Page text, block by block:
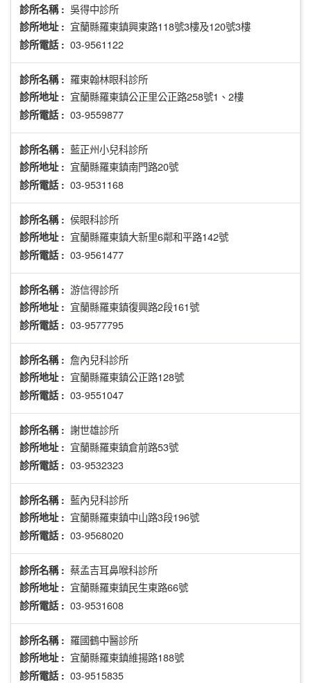
診所名稱 : 吳得中診所
診所地址 : 宜蘭縣羅東鎮興東路118號3樓及120號3樓
診所電話 : 03-9561122
診所名稱 : 羅東翰林眼科診所
診所地址 : 宜蘭縣羅東鎮公正里公正路258號1、2樓
診所電話 : 03-9559877
診所名稱 : 藍正州小兒科診所
診所地址 : 宜蘭縣羅東鎮南門路20號
診所電話 : 03-9531168
診所名稱 : 侯眼科診所
診所地址 : 宜蘭縣羅東鎮大新里6鄰和平路142號
診所電話 : 03-9561477
診所名稱 : 游信得診所
診所地址 : 宜蘭縣羅東鎮復興路2段161號
診所電話 : 03-9577795
診所名稱 : 詹內兒科診所
診所地址 : 宜蘭縣羅東鎮公正路128號
診所電話 : 03-9551047
診所名稱 : 謝世雄診所
診所地址 : 宜蘭縣羅東鎮倉前路53號
診所電話 : 03-9532323
診所名稱 : 藍內兒科診所
診所地址 : 宜蘭縣羅東鎮中山路3段196號
診所電話 : 03-9568020
診所名稱 : 蔡孟吉耳鼻喉科診所
診所地址 : 宜蘭縣羅東鎮民生東路66號
診所電話 : 03-9531608
診所名稱 : 羅國鶴中醫診所
診所地址 : 宜蘭縣羅東鎮維揚路188號
診所電話 : 03-9515835